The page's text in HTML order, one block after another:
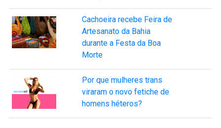
Cachoeira recebe Feira de
Artesanato da Bahia
durante a Festa da Boa
Morte
Por que mulheres trans
viraram o novo fetiche de
homens héteros?